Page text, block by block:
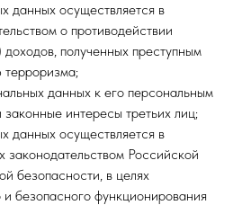
данных осуществляется в
о противодействии
полученных преступным
данных к его персональным
интересы третьих лиц;
данных осуществляется в
законодательством Российской
безопасности, в целях
безопасного функционирования